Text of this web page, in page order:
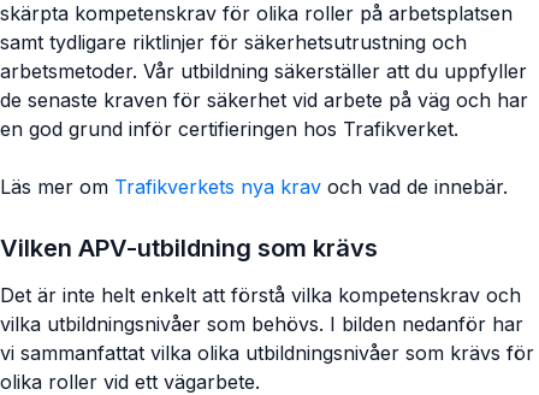
skärpta kompetenskrav för olika roller på arbetsplatsen
samt tydligare riktlinjer för säkerhetsutrustning och
arbetsmetoder. Vår utbildning säkerställer att du uppfyller
de senaste kraven för säkerhet vid arbete på väg och har
en god grund inför certifieringen hos Trafikverket.
Läs mer om Trafikverkets nya krav och vad de innebär.
Vilken APV-utbildning som krävs
Det är inte helt enkelt att förstå vilka kompetenskrav och
vilka utbildningsnivåer som behövs. I bilden nedanför har
vi sammanfattat vilka olika utbildningsnivåer som krävs för
olika roller vid ett vägarbete.